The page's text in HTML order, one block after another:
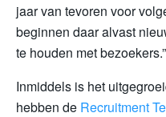
jaar van tevoren voor
beginnen daar alvast
te houden met bezoekers.”
Inmiddels is het
hebben de Recruitment